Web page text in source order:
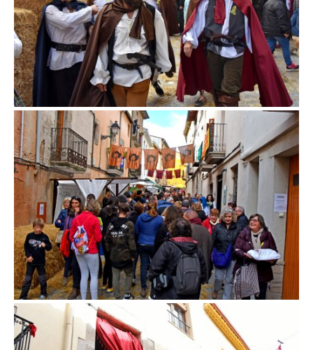
Fira d'en Rocaguinarda a Olost
Fira d'en Rocaguinarda a Olost